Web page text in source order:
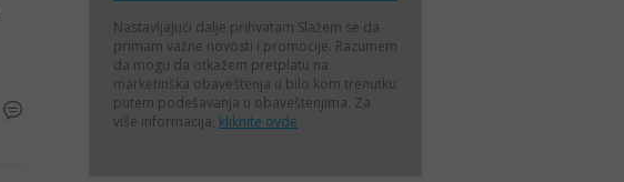
Nastavljajući dalje prihvatam Slažem se da
primam važne novosti i promocije. Razumem
da mogu da otkažem pretplatu na
marketinška obaveštenja u bilo kom trenutku
putem podešavanja u obaveštenjima. Za
više informacija, kliknite ovde